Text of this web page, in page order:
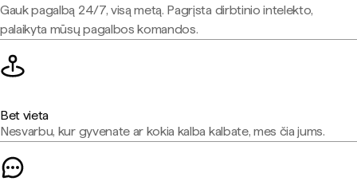
Gauk pagalbą 24/7, visą metą. Pagrįsta dirbtinio intelekto,
palaikyta mūsų pagalbos komandos.
Bet vieta
Nesvarbu, kur gyvenate ar kokia kalba kalbate, mes čia jums.